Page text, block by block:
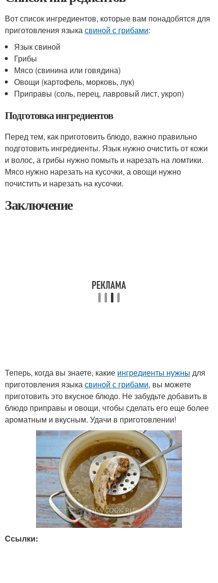
Вот список ингредиентов, которые вам понадобятся для
приготовления языкасвиной с грибами:
Язык свиной
Грибы
Мясо (свинина или говядина)
Овощи (картофель, морковь, лук)
Приправы (соль, перец, лавровый лист, укроп)
Подготовка ингредиентов
Перед тем, как приготовить блюдо, важно правильно
подготовить ингредиенты. Язык нужно очистить от кожи
и волос, а грибы нужно помыть и нарезать на ломтики.
Мясо нужно нарезать на кусочки, а овощи нужно
почистить и нарезать на кусочки.
Заключение
Теперь, когда вы знаете, какие ингредиенты нужны для
приготовления языкасвиной с грибами, вы можете
приготовить это вкусное блюдо. Не забудьте добавить в
блюдо приправы и овощи, чтобы сделать его еще более
ароматным и вкусным. Удачи в приготовлении!
Ссылки: